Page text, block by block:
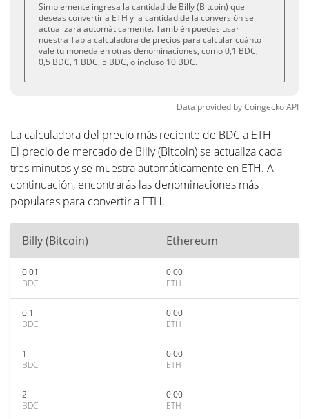
Simplemente ingresa la cantidad de Billy (Bitcoin) que
deseas convertir a ETH y la cantidad de la conversión se
actualizará automáticamente. También puedes usar
nuestra Tabla calculadora de precios para calcular cuánto
vale tu moneda en otras denominaciones, como 0,1 BDC,
0,5 BDC, 1 BDC, 5 BDC, o incluso 10 BDC.
Data provided byCoingeckoAPI
La calculadora del precio más reciente de BDC a ETH
El precio de mercado de Billy (Bitcoin) se actualiza cada
tres minutos y se muestra automáticamente en ETH. A
continuación, encontrarás las denominaciones más
populares para convertir a ETH.
Billy (Bitcoin) Ethereum
0.01
BDC
0.00
ETH
0.1
BDC
0.00
ETH
1
BDC
0.00
ETH
2
BDC
0.00
ETH